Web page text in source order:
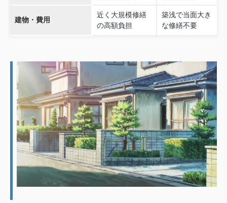
建物・費用
近く大規模修繕
の高額負担
築浅で当面大き
な修繕不要